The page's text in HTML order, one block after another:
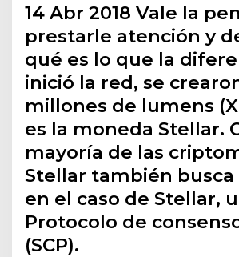
14 Abr 2018 Vale la
prestarle atención y
qué es lo que la
inició la red, se
millones de lumens
es la moneda Stellar.
mayoría de las
Stellar también busca
en el caso de Stellar,
Protocolo de
(SCP).